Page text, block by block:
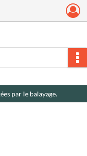
par le balayage.